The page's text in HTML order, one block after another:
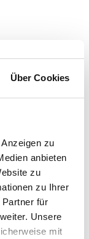
Über Cookies
zu
anbieten
zu
zu Ihrer
für
Unsere
mit
cm (Luxxus)